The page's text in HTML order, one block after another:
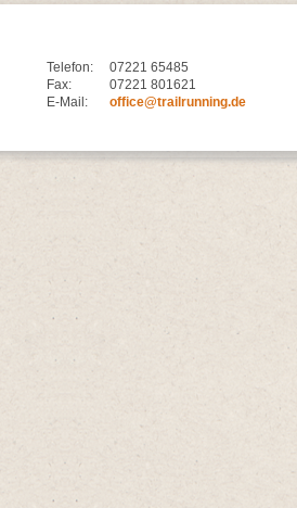
Telefon:
07221 65485
Fax:
07221 801621
E-Mail:
office@trailrunning.de